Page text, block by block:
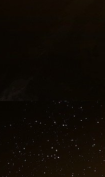
régulièrement
« extrêmement
« macroniste ».
« Je crois en la
Rassemblement
je suis du centre